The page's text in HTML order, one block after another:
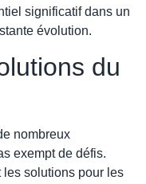
significatif dans un
évolution.
du
nombreux
exempt de défis.
les solutions pour les